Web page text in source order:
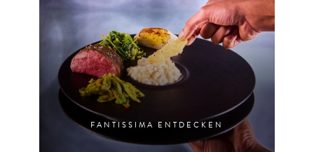
FANTISSIMA ENTDECKEN